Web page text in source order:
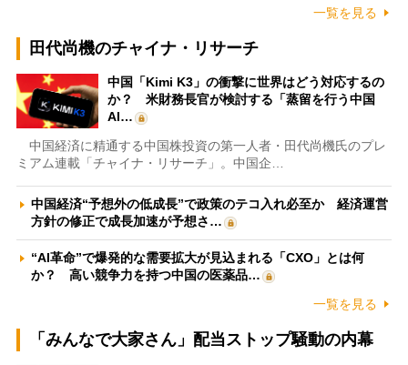
一覧を見る
田代尚機のチャイナ・リサーチ
中国「Kimi K3」の衝撃に世界はどう対応するの
か？ 米財務長官が検討する「蒸留を行う中国
AI…
中国経済に精通する中国株投資の第一人者・田代尚機氏のプレ
ミアム連載「チャイナ・リサーチ」。中国企…
中国経済“予想外の低成長”で政策のテコ入れ必至か 経済運営
方針の修正で成長加速が予想さ…
“AI革命”で爆発的な需要拡大が見込まれる「CXO」とは何
か？ 高い競争力を持つ中国の医薬品…
一覧を見る
「みんなで大家さん」配当ストップ騒動の内幕